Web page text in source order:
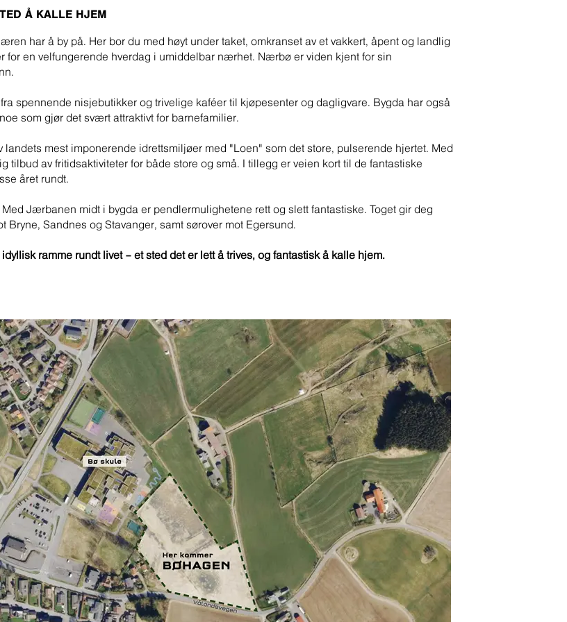
Å KALLE HJEM
har å by på. Her bor du med høyt under taket, omkranset av et vakkert, åpent og landlig
for en velfungerende hverdag i umiddelbar nærhet. Nærbø er viden kjent for sin
spennende nisjebutikker og trivelige kaféer til kjøpesenter og dagligvare. Bygda har også
som gjør det svært attraktivt for barnefamilier.
mest imponerende idrettsmiljøer med "Loen" som det store, pulserende hjertet. Med
tilbud av fritidsaktiviteter for både store og små. I tillegg er veien kort til de fantastiske
året rundt.
Jærbanen midt i bygda er pendlermulighetene rett og slett fantastiske. Toget gir deg
Sandnes og Stavanger, samt sørover mot Egersund.
ramme rundt livet – et sted det er lett å trives, og fantastisk å kalle hjem.